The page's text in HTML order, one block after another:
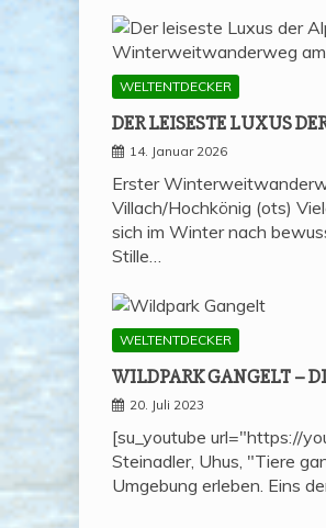
WELTENTDECKER
DER LEI­SES­TE LUXUS
14. Januar 2026
Erster
Villach/Hochkönig (ots)
sich im Winter nach
Stille…
WELTENTDECKER
WILD­PARK GAN­GELT –
20. Juli 2023
[su_youtube url="https://
Steinadler, Uhus, "Tiere
Umgebung erleben. Eins